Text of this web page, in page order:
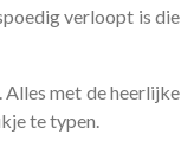
verloopt is die
Alles met de heerlijke
te typen.